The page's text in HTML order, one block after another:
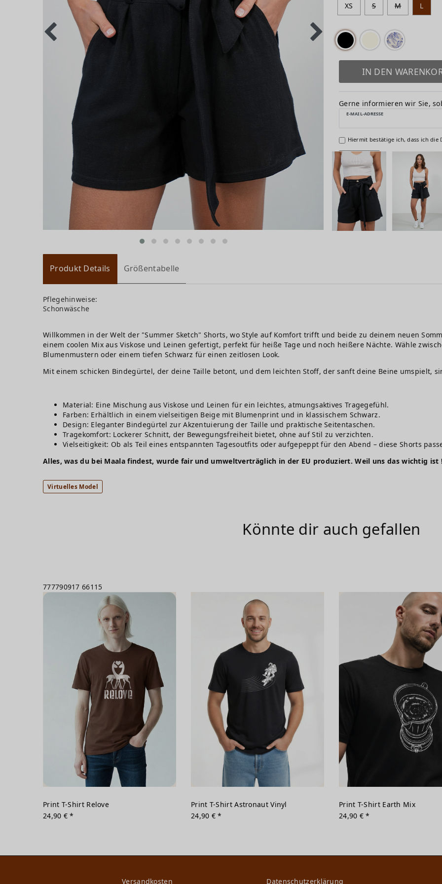
XS S M L
IN DEN
Gerne informieren wir Sie,
E-MAIL-ADRESSE
Hiermit bestätige ich, dass ich die
Senden
Produkt Details Größentabelle
Pflegehinweise:
Schonwäsche
Willkommen in der Welt der "Summer Sketch" Shorts, wo Style auf Komfort trifft und beide zu deinem neuen
einem coolen Mix aus Viskose und Leinen gefertigt, perfekt für heiße Tage und noch heißere Nächte. Wähle
Blumenmustern oder einem tiefen Schwarz für einen zeitlosen Look.
Mit einem schicken Bindegürtel, der deine Taille betont, und dem leichten Stoff, der sanft deine Beine umspielt,
Material: Eine Mischung aus Viskose und Leinen für ein leichtes, atmungsaktives Tragegefühl.
Farben: Erhältlich in einem vielseitigen Beige mit Blumenprint und in klassischem Schwarz.
Design: Eleganter Bindegürtel zur Akzentuierung der Taille und praktische Seitentaschen.
Tragekomfort: Lockerer Schnitt, der Bewegungsfreiheit bietet, ohne auf Stil zu verzichten.
Vielseitigkeit: Ob als Teil eines entspannten Tagesoutfits oder aufgepeppt für den Abend – diese Shorts
Alles, was du bei Maala findest, wurde fair und umweltverträglich in der EU produziert. Weil uns das wichtig ist
Virtuelles Model
Könnte dir auch gefallen
777790917 66115
Print T-Shirt Relove
24,90 € *
Print T-Shirt Astronaut Vinyl
24,90 € *
Print T-Shirt Earth Mix
24,90 € *
Versandkosten Daten­schutz­erklärung